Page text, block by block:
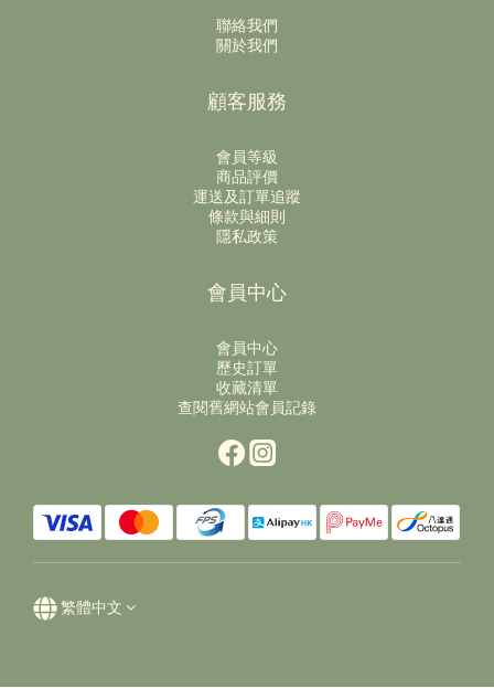
聯絡我們
關於我們
顧客服務
會員等級
商品評價
運送及訂單追蹤
條款與細則
隱私政策
會員中心
會員中心
歷史訂單
收藏清單
查閱舊網站會員記錄
繁體中文